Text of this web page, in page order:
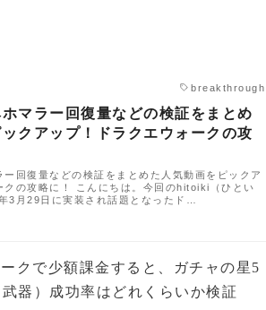
breakthrough
マラー回復量などの検証をまとめ
クアップ！ドラクエウォークの攻
回復量などの検証をまとめた人気動画をピックア
クの攻略に！ こんにちは。今回のhitoiki（ひとい
3月29日に実装され話題となったド…